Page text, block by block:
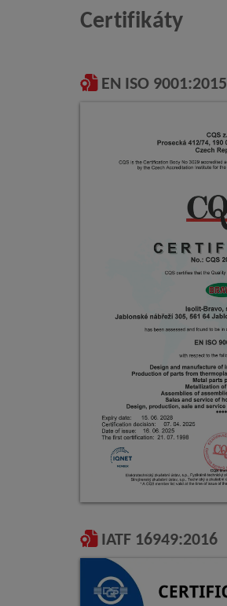
Certifikáty
EN ISO 9001:2015
IATF 16949:2016